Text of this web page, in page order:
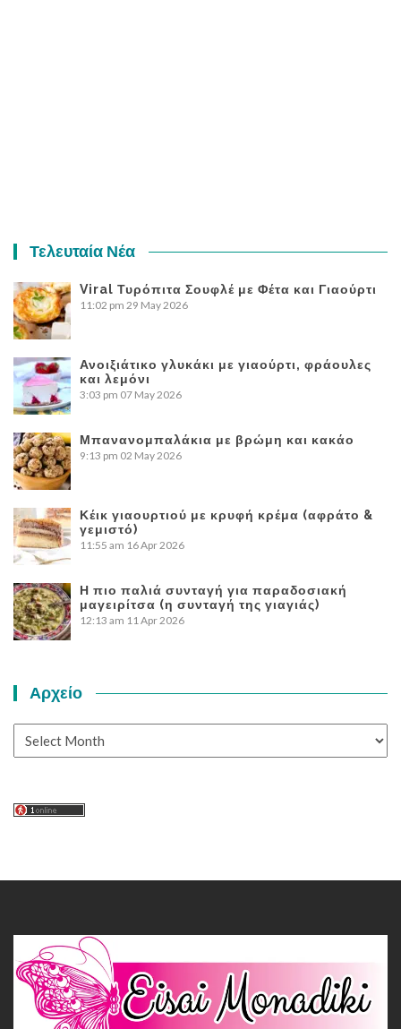
Τελευταία Νέα
Viral Τυρόπιτα Σουφλέ με Φέτα και Γιαούρτι
11:02 pm 29 May 2026
Ανοιξιάτικο γλυκάκι με γιαούρτι, φράουλες
και λεμόνι
3:03 pm 07 May 2026
Μπανανομπαλάκια με βρώμη και κακάο
9:13 pm 02 May 2026
Κέικ γιαουρτιού με κρυφή κρέμα (αφράτο &
γεμιστό)
11:55 am 16 Apr 2026
Η πιο παλιά συνταγή για παραδοσιακή
μαγειρίτσα (η συνταγή της γιαγιάς)
12:13 am 11 Apr 2026
Αρχείο